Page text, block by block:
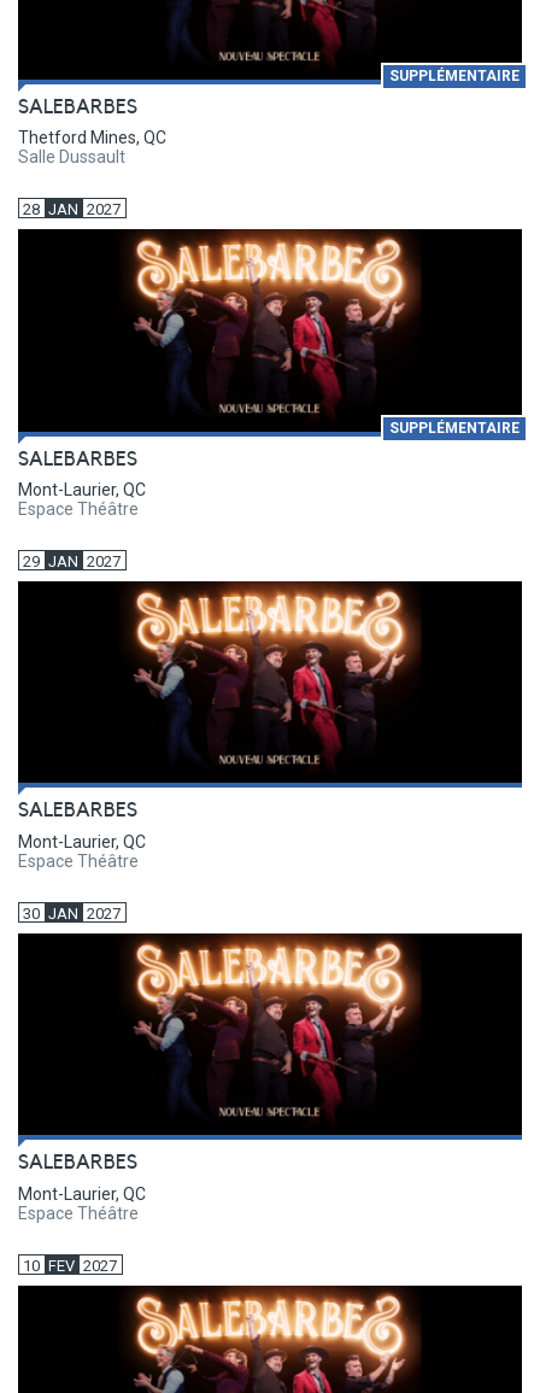
SUPPLÉMENTAIRE
SALEBARBES
Thetford Mines, QC
Salle Dussault
28 JAN 2027
SUPPLÉMENTAIRE
SALEBARBES
Mont-Laurier, QC
Espace Théâtre
29 JAN 2027
SALEBARBES
Mont-Laurier, QC
Espace Théâtre
30 JAN 2027
SALEBARBES
Mont-Laurier, QC
Espace Théâtre
10 FEV 2027